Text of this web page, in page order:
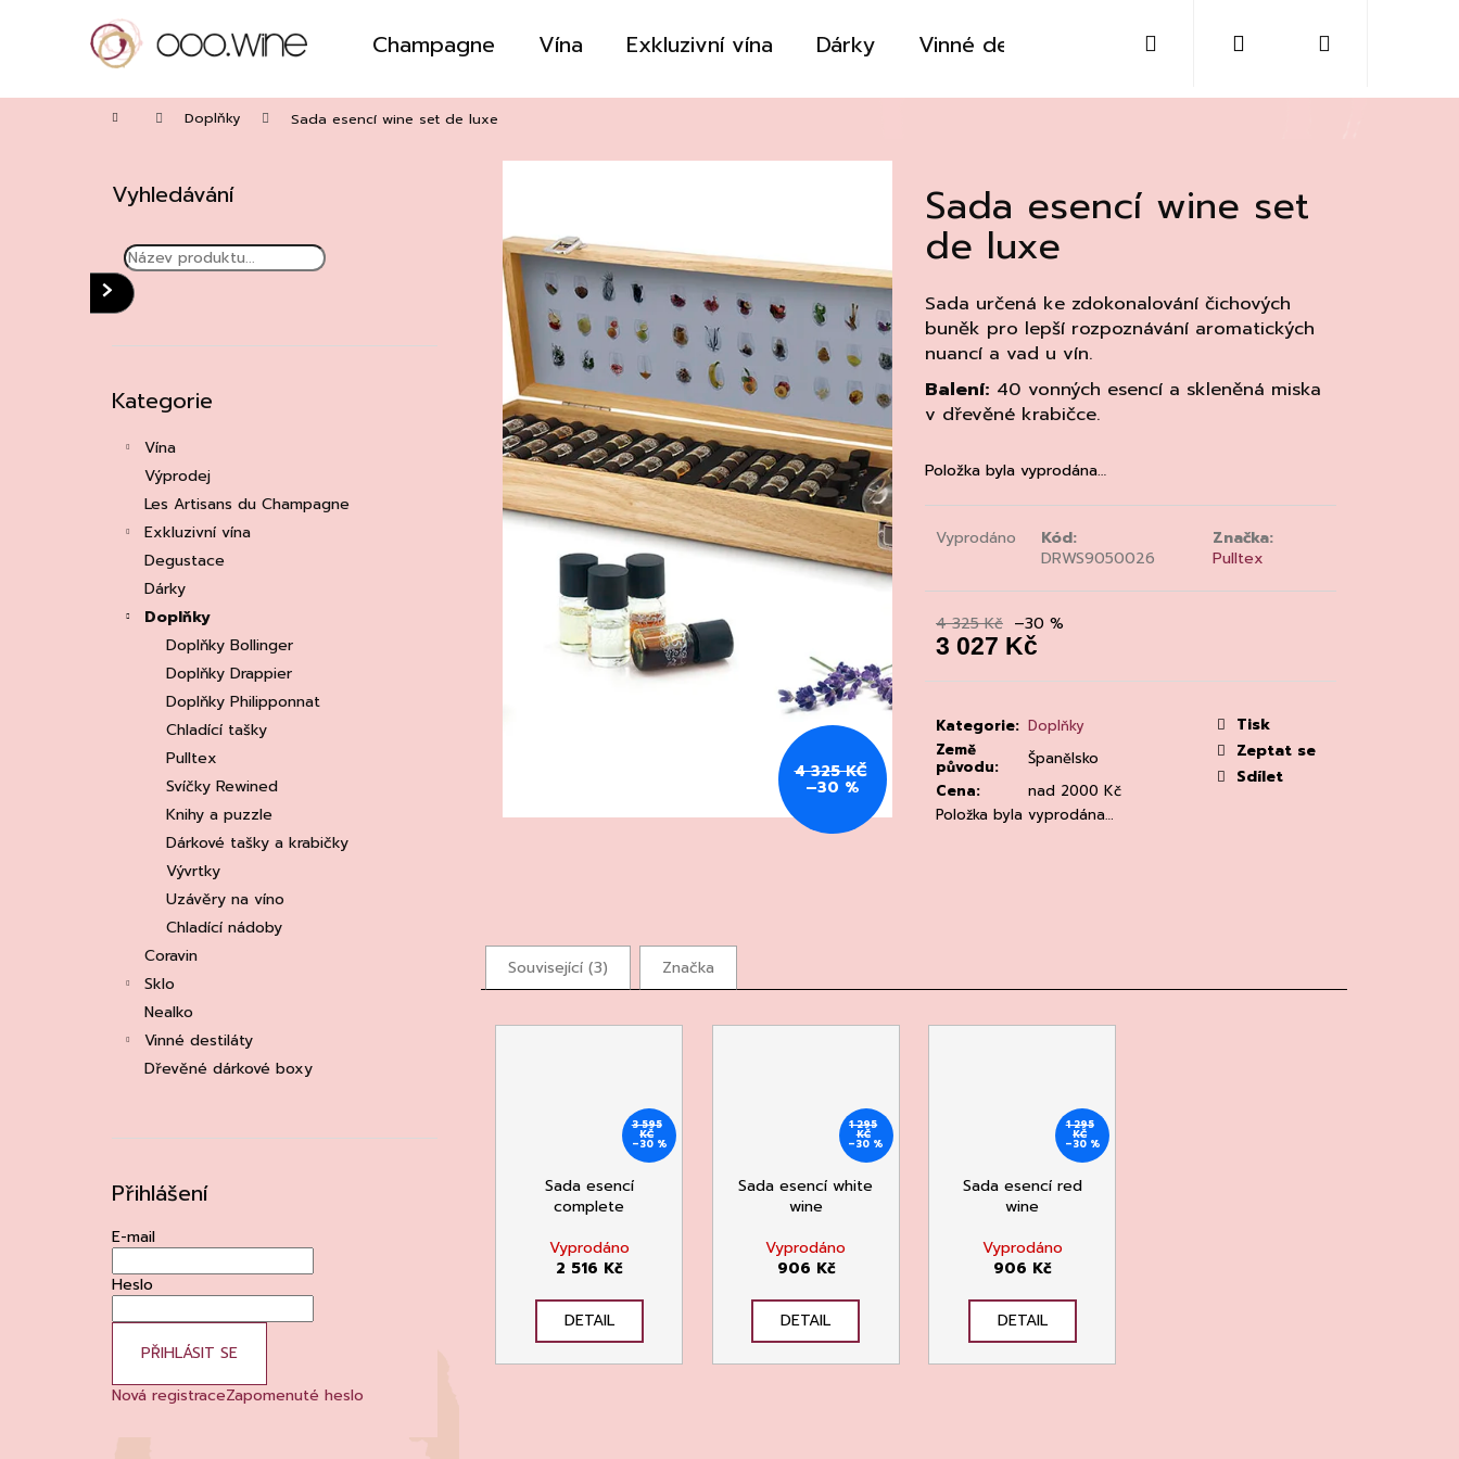
Champagne Vína Exkluzivní vína Dárky Vinné destiláty Sklo Doplňky Kontakt
Přihlášení
Domů Doplňky Sada esencí wine set de luxe
r
a
n
Vyhledávání
HLEDAT
kategorie
Kategorie
Vína
Výprodej
Les Artisans du Champagne
Exkluzivní vína
Degustace
Dárky
Doplňky
Doplňky Bollinger
Doplňky Drappier
Doplňky Philipponnat
Chladící tašky
Pulltex
Svíčky Rewined
Knihy a puzzle
Dárkové tašky a krabičky
Vývrtky
Uzávěry na víno
Chladící nádoby
Coravin
Sklo
Nealko
Vinné destiláty
Dřevěné dárkové boxy
Přihlášení
E-mail
Heslo
PŘIHLÁSIT SE
Nová registraceZapomenuté heslo
Sada esencí wine set
de luxe
Sada určená ke zdokonalování čichových
buněk pro lepší rozpoznávání aromatických
nuancí a vad u vín.
Balení: 40 vonných esencí a skleněná miska
v dřevěné krabičce.
Položka byla vyprodána…
Vyprodáno
Kód:
DRWS9050026
Značka:
Pulltex
4 325 Kč –30 %
3 027 Kč
cena:
Kategorie: Doplňky
Země
původu:
Španělsko
Cena:
nad 2000 Kč
Položka byla vyprodána…
Tisk
Zeptat se
Sdílet
4 325 KČ
–30 %
Související (3) Značka
3 595
KČ
–30 %
Sada esencí
complete
Vyprodáno
2 516 Kč
DETAIL
1 295
KČ
–30 %
Sada esencí white
wine
Vyprodáno
906 Kč
DETAIL
1 295
KČ
–30 %
Sada esencí red
wine
Vyprodáno
906 Kč
DETAIL
Zpět
Doporučujeme
ASOLO PROSECCO SUPERIORE DOCG
BRUT, MARTIGNAGO
253 Kč
Původně: 335 Kč
CHATELDON, VODA PERLIVÁ
111 Kč
DEGUSTACE DOMAINE 'ALZIPRATU
22.7.2026
1 500 Kč